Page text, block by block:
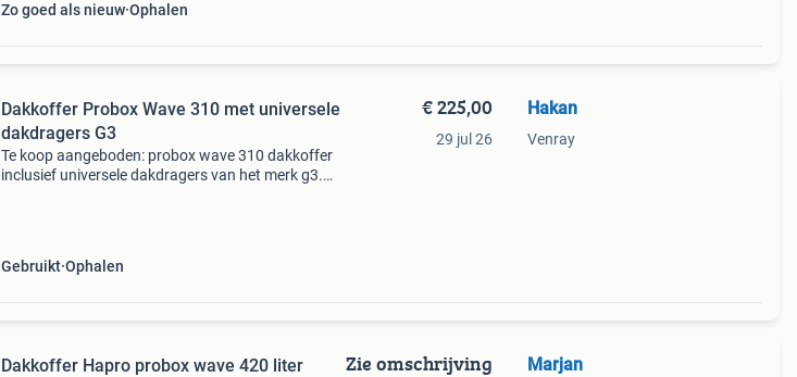
Zo goed als nieuw Ophalen
Dakkoffer Probox Wave 310 met universele
dakdragers G3
Te koop aangeboden: probox wave 310 dakkoffer
inclusief universele dakdragers van het merk g3.
Gebruikt Ophalen
€ 225,00
29 jul 26
Hakan
Venray
Dakkoffer Hapro probox wave 420 liter Zie omschrijving Marjan